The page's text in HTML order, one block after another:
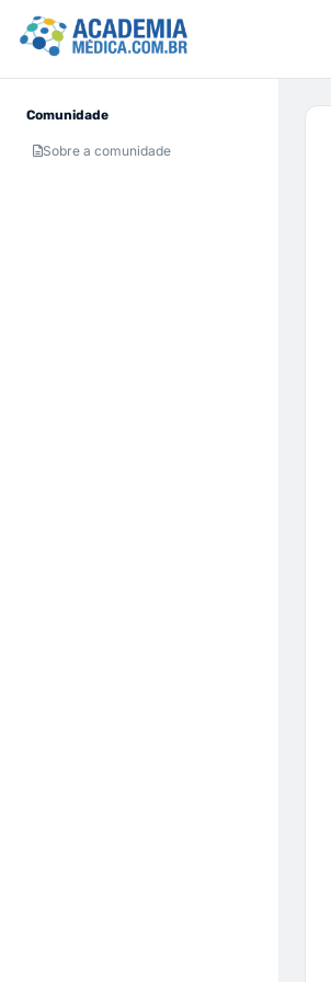
Comunidade
Sobre a comunidade